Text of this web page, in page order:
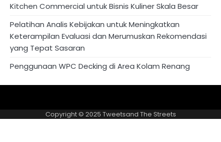
Kitchen Commercial untuk Bisnis Kuliner Skala Besar
Pelatihan Analis Kebijakan untuk Meningkatkan
Keterampilan Evaluasi dan Merumuskan Rekomendasi
yang Tepat Sasaran
Penggunaan WPC Decking di Area Kolam Renang
US
Policy
Copyright © 2025 Tweetsand The Streets